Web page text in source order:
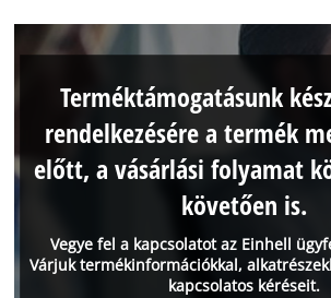
Vegye fel a kapcsolatot az Einhell
Várjuk termékinformációkkal,
kapcsolatos kéréseit.
Terméktámogatásunk
rendelkezésére a termék
előtt, a vásárlási folyamat
követően is.